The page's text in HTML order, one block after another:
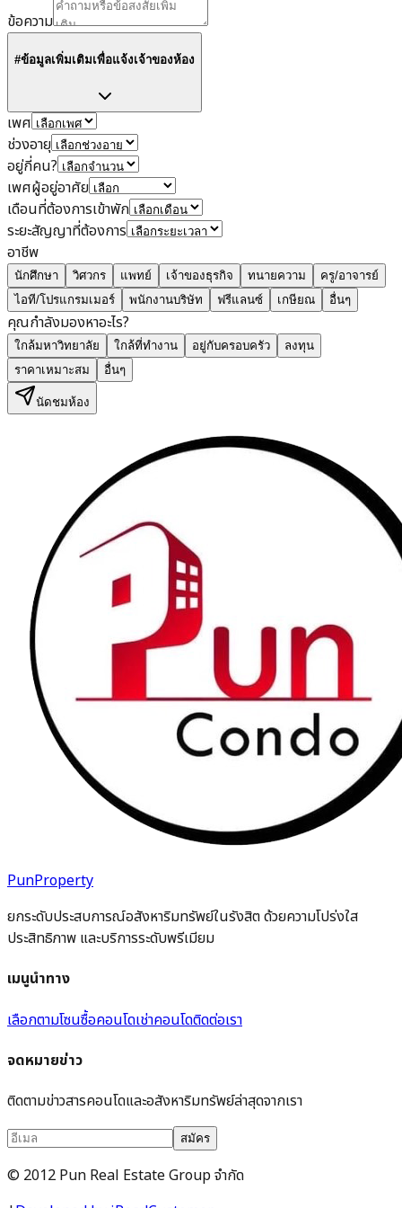
ข้อความ
#ข้อมูลเพิ่มเติมเพื่อแจ้งเจ้าของห้อง
เพศ
ช่วงอายุ
อยู่กี่คน?
เพศผู้อยู่อาศัย
เดือนที่ต้องการเข้าพัก
ระยะสัญญาที่ต้องการ
อาชีพ
นักศึกษา วิศวกร แพทย์ เจ้าของธุรกิจ ทนายความ
ครู/อาจารย์
ไอที/โปรแกรมเมอร์
พนักงานบริษัท ฟรีแลนซ์ เกษียณ อื่นๆ
คุณกำลังมองหาอะไร?
ใกล้มหาวิทยาลัย ใกล้ที่ทำงาน อยู่กับครอบครัว
ลงทุน
ราคาเหมาะสม
อื่นๆ
นัดชมห้อง
PunProperty
ยกระดับประสบการณ์อสังหาริมทรัพย์ในรังสิต ด้วยความโปร่งใส
ประสิทธิภาพ และบริการระดับพรีเมียม
เมนูนำทาง
เลือกตามโซนซื้อคอนโดเช่าคอนโดติดต่อเรา
จดหมายข่าว
ติดตามข่าวสารคอนโดและอสังหาริมทรัพย์ล่าสุดจากเรา
สมัคร
© 2012 Pun Real Estate Group จำกัด